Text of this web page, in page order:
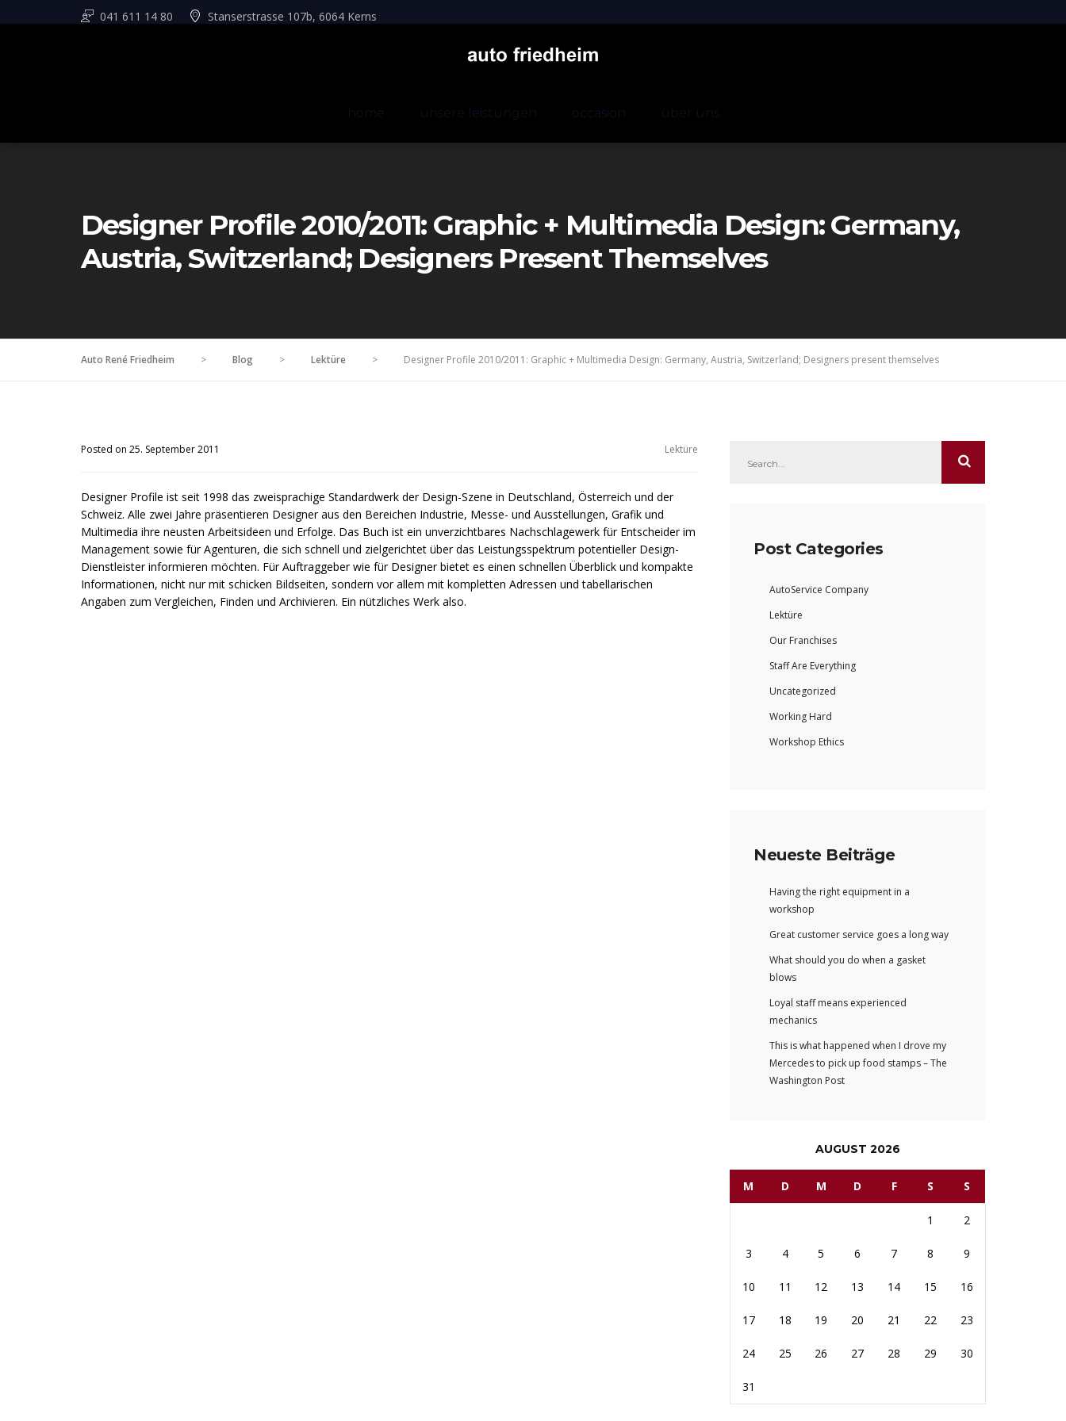
041 611 14 80 Stanserstrasse 107b, 6064 Kerns
home unsere leistungen occasion über uns
Designer Profile 2010/2011: Graphic + Multimedia Design: Germany,
Austria, Switzerland; Designers Present Themselves
Auto René Friedheim > Blog > Lektüre > Designer Profile 2010/2011: Graphic + Multimedia Design: Germany, Austria, Switzerland; Designers present themselves
Posted on 25. September 2011 Lektüre
Designer Profile ist seit 1998 das zweisprachige Standardwerk der Design-Szene in Deutschland, Österreich und der
Schweiz. Alle zwei Jahre präsentieren Designer aus den Bereichen Industrie, Messe- und Ausstellungen, Grafik und
Multimedia ihre neusten Arbeitsideen und Erfolge. Das Buch ist ein unverzichtbares Nachschlagewerk für Entscheider im
Management sowie für Agenturen, die sich schnell und zielgerichtet über das Leistungsspektrum potentieller Design-
Dienstleister informieren möchten. Für Auftraggeber wie für Designer bietet es einen schnellen Überblick und kompakte
Informationen, nicht nur mit schicken Bildseiten, sondern vor allem mit kompletten Adressen und tabellarischen
Angaben zum Vergleichen, Finden und Archivieren. Ein nützliches Werk also.
Post Categories
AutoService Company
Lektüre
Our Franchises
Staff Are Everything
Uncategorized
Working Hard
Workshop Ethics
Neueste Beiträge
Having the right equipment in a
workshop
Great customer service goes a long way
What should you do when a gasket
blows
Loyal staff means experienced
mechanics
This is what happened when I drove my
Mercedes to pick up food stamps – The
Washington Post
AUGUST 2026
M D M D F S S
1 2
3 4 5 6 7 8 9
10 11 12 13 14 15 16
17 18 19 20 21 22 23
24 25 26 27 28 29 30
31